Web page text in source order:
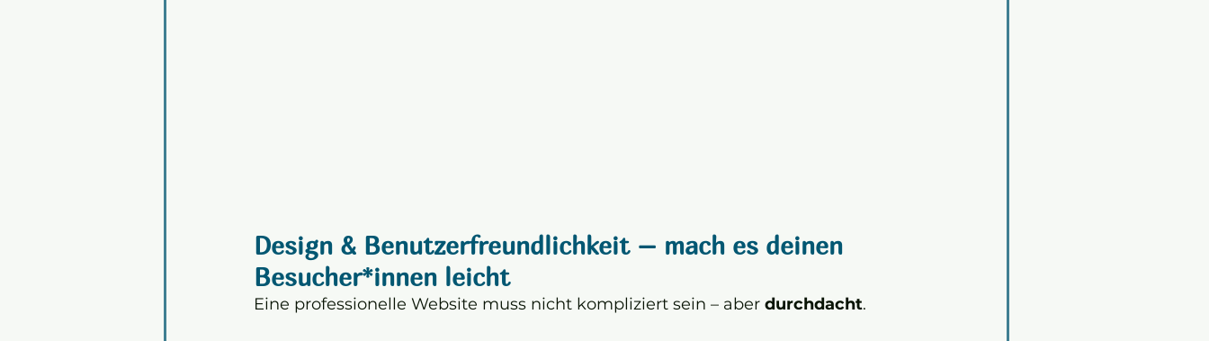
Design & Benutzerfreundlichkeit – mach es deinen
Besucher*innen leicht
Eine professionelle Website muss nicht kompliziert sein – aber durchdacht.